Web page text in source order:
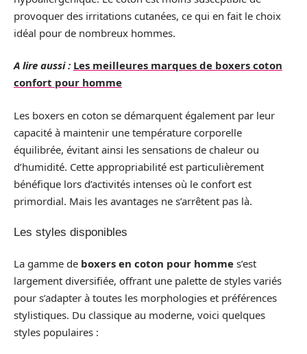
provoquer des irritations cutanées, ce qui en fait le choix
idéal pour de nombreux hommes.
A lire aussi : Les meilleures marques de boxers coton
confort pour homme
Les boxers en coton se démarquent également par leur
capacité à maintenir une température corporelle
équilibrée, évitant ainsi les sensations de chaleur ou
d’humidité. Cette appropriabilité est particulièrement
bénéfique lors d’activités intenses où le confort est
primordial. Mais les avantages ne s’arrêtent pas là.
Les styles disponibles
La gamme de boxers en coton pour homme s’est
largement diversifiée, offrant une palette de styles variés
pour s’adapter à toutes les morphologies et préférences
stylistiques. Du classique au moderne, voici quelques
styles populaires :